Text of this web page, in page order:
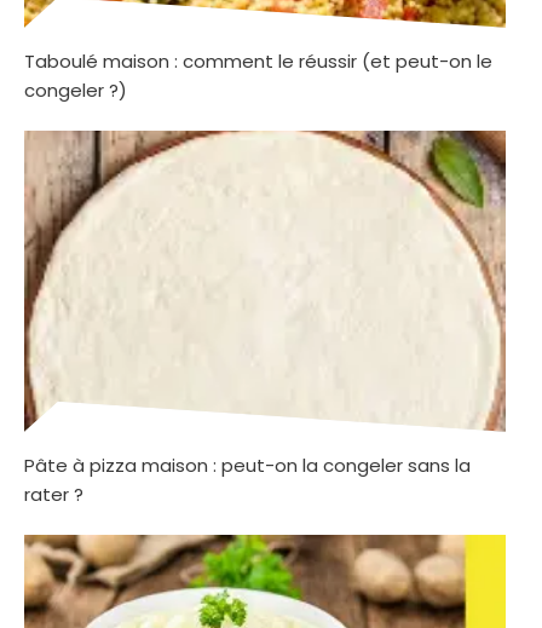
Taboulé maison : comment le réussir (et peut-on le
congeler ?)
Pâte à pizza maison : peut-on la congeler sans la
rater ?